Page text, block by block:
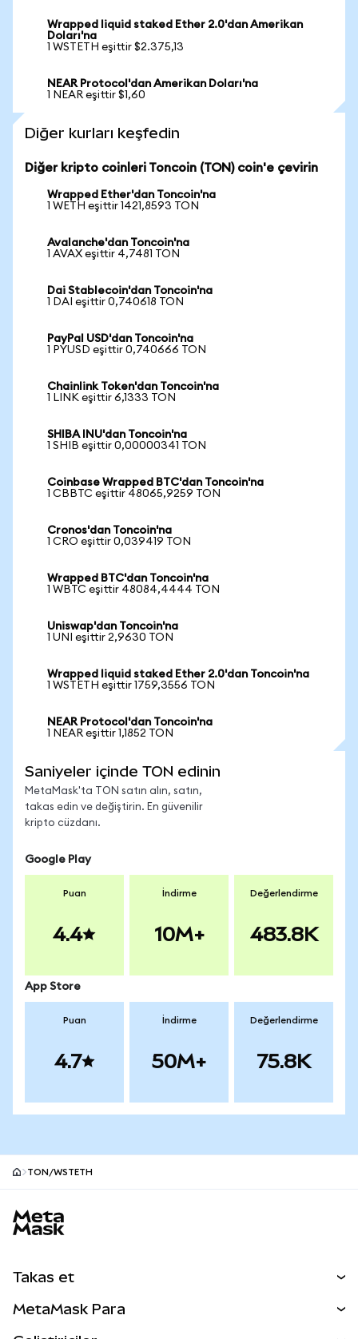
Wrapped liquid staked Ether 2.0'dan Amerikan
Doları'na
1 WSTETH eşittir $2.375,13
NEAR Protocol'dan Amerikan Doları'na
1 NEAR eşittir $1,60
Diğer kurları keşfedin
Diğer kripto coinleri Toncoin (TON) coin'e çevirin
Wrapped Ether'dan Toncoin'na
1 WETH eşittir 1421,8593 TON
Avalanche'dan Toncoin'na
1 AVAX eşittir 4,7481 TON
Dai Stablecoin'dan Toncoin'na
1 DAI eşittir 0,740618 TON
PayPal USD'dan Toncoin'na
1 PYUSD eşittir 0,740666 TON
Chainlink Token'dan Toncoin'na
1 LINK eşittir 6,1333 TON
SHIBA INU'dan Toncoin'na
1 SHIB eşittir 0,00000341 TON
Coinbase Wrapped BTC'dan Toncoin'na
1 CBBTC eşittir 48065,9259 TON
Cronos'dan Toncoin'na
1 CRO eşittir 0,039419 TON
Wrapped BTC'dan Toncoin'na
1 WBTC eşittir 48084,4444 TON
Uniswap'dan Toncoin'na
1 UNI eşittir 2,9630 TON
Wrapped liquid staked Ether 2.0'dan Toncoin'na
1 WSTETH eşittir 1759,3556 TON
NEAR Protocol'dan Toncoin'na
1 NEAR eşittir 1,1852 TON
Saniyeler içinde TON edinin
MetaMask'ta TON satın alın, satın,
takas edin ve değiştirin. En güvenilir
kripto cüzdanı.
Google Play
Puan
4.4
İndirme
10M+
Değerlendirme
483.8K
App Store
Puan
4.7
İndirme
50M+
Değerlendirme
75.8K
TON/WSTETH
Takas et
MetaMask Para